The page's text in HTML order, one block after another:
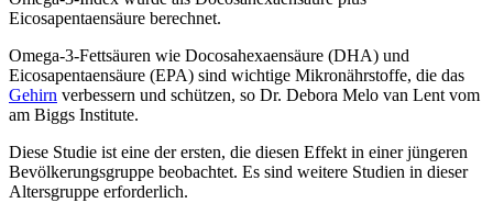
Eicosapentaensäure berechnet.
Omega-3-Fettsäuren wie Docosahexaensäure (DHA) und
Eicosapentaensäure (EPA) sind wichtige Mikronährstoffe, die das
Gehirn verbessern und schützen, so Dr. Debora Melo van Lent vom
am Biggs Institute.
Diese Studie ist eine der ersten, die diesen Effekt in einer jüngeren
Bevölkerungsgruppe beobachtet. Es sind weitere Studien in dieser
Altersgruppe erforderlich.